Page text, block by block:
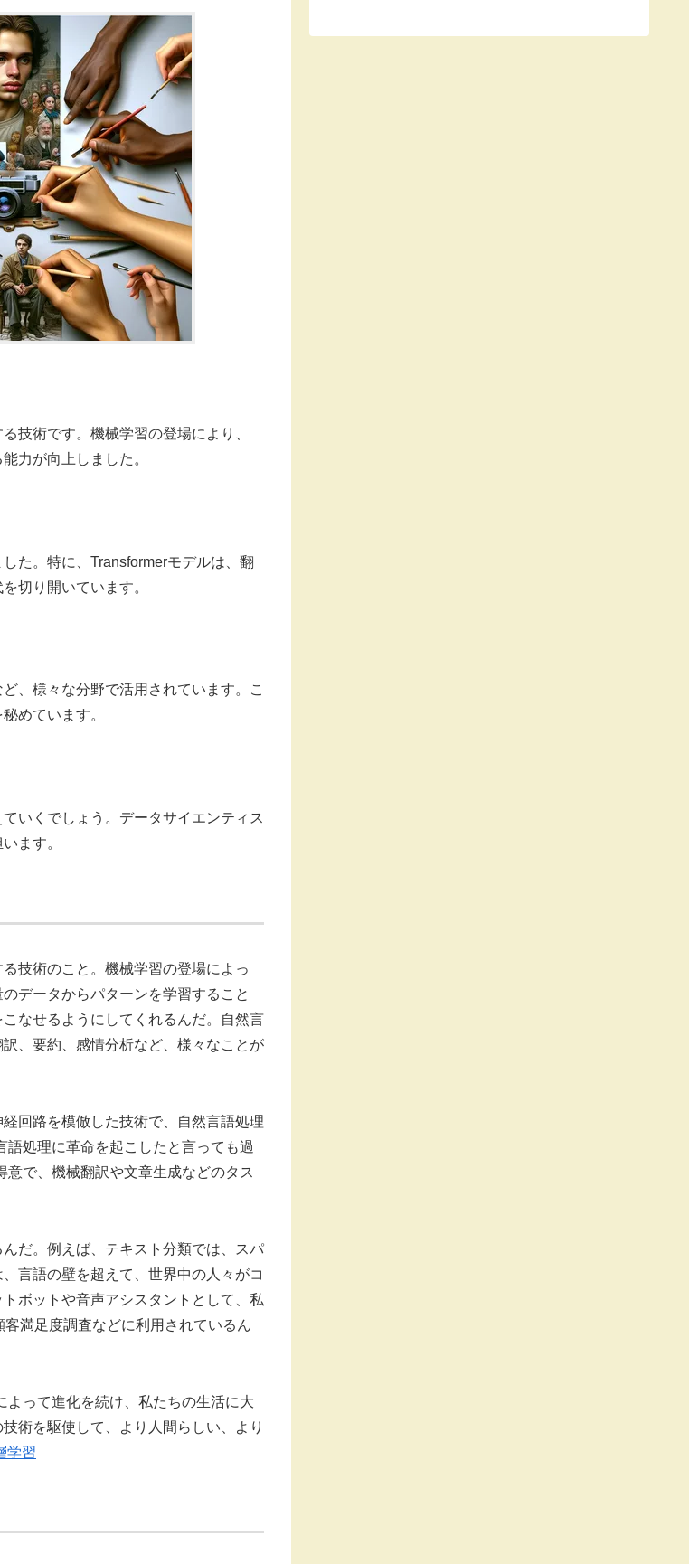
技術です。機械学習の登場により、
力が向上しました。
た。特に、Transformerモデルは、翻
切り開いています。
、様々な分野で活用されています。こ
めています。
いくでしょう。データサイエンティス
ます。
技術のこと。機械学習の登場によっ
データからパターンを学習すること
なせるようにしてくれるんだ。自然言
、要約、感情分析など、様々なことが
回路を模倣した技術で、自然言語処理
処理に革命を起こしたと言っても過
で、機械翻訳や文章生成などのタス
だ。例えば、テキスト分類では、スパ
言語の壁を超えて、世界中の人々がコ
ボットや音声アシスタントとして、私
満足度調査などに利用されているん
よって進化を続け、私たちの生活に大
術を駆使して、より人間らしい、より
学習